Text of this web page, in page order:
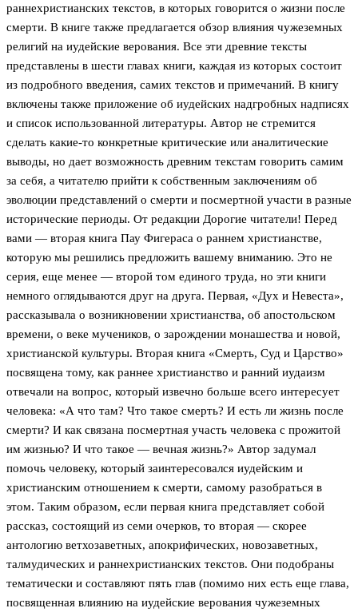
раннехристианских текстов, в которых говорится о жизни после
смерти. В книге также предлагается обзор влияния чужеземных
религий на иудейские верования. Все эти древние тексты
представлены в шести главах книги, каждая из которых состоит
из подробного введения, самих текстов и примечаний. В книгу
включены также приложение об иудейских надгробных надписях
и список использованной литературы. Автор не стремится
сделать какие-то конкретные критические или аналитические
выводы, но дает возможность древним текстам говорить самим
за себя, а читателю прийти к собственным заключениям об
эволюции представлений о смерти и посмертной участи в разные
исторические периоды. От редакции Дорогие читатели! Перед
вами — вторая книга Пау Фигераса о раннем христианстве,
которую мы решились предложить вашему вниманию. Это не
серия, еще менее — второй том единого труда, но эти книги
немного оглядываются друг на друга. Первая, «Дух и Невеста»,
рассказывала о возникновении христианства, об апостольском
времени, о веке мучеников, о зарождении монашества и новой,
христианской культуры. Вторая книга «Смерть, Суд и Царство»
посвящена тому, как раннее христианство и ранний иудаизм
отвечали на вопрос, который извечно больше всего интересует
человека: «А что там? Что такое смерть? И есть ли жизнь после
смерти? И как связана посмертная участь человека с прожитой
им жизнью? И что такое — вечная жизнь?» Автор задумал
помочь человеку, который заинтересовался иудейским и
христианским отношением к смерти, самому разобраться в
этом. Таким образом, если первая книга представляет собой
рассказ, состоящий из семи очерков, то вторая — скорее
антологию ветхозаветных, апокрифических, новозаветных,
талмудических и раннехристианских текстов. Они подобраны
тематически и составляют пять глав (помимо них есть еще глава,
посвященная влиянию на иудейские верования чужеземных